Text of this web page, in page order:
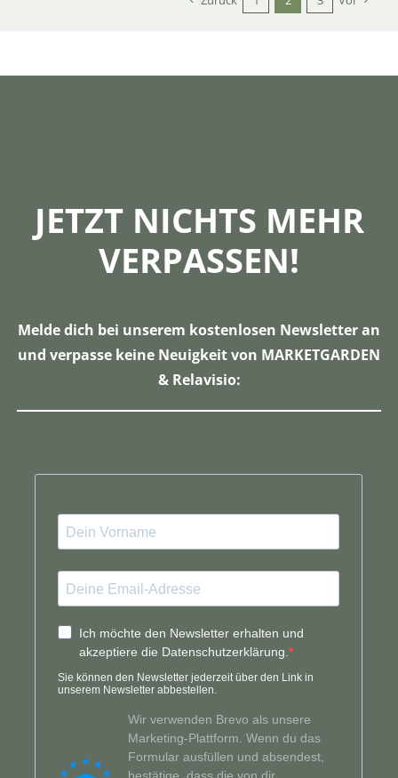
JETZT NICHTS MEHR
VERPASSEN!
Melde dich bei unserem kostenlosen Newsletter an
und verpasse keine Neuigkeit von MARKETGARDEN
& Relavisio: